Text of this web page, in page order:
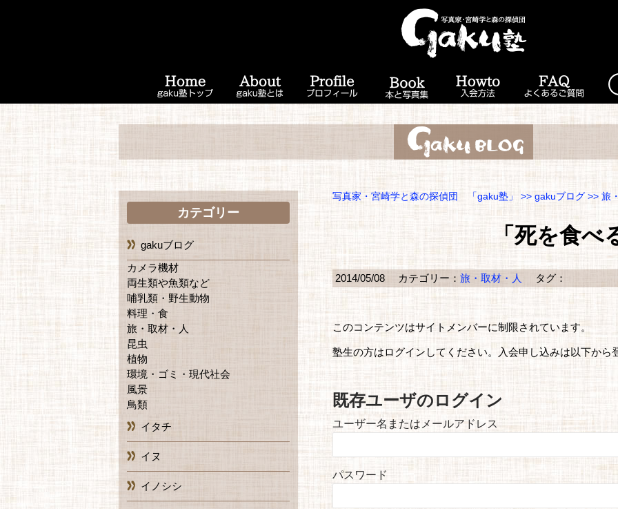
写真家・宮崎学と森の探偵団 「gaku塾」 >> gakuブログ >> 旅
「死を食べ
2014/05/08 カテゴリー： 旅・取材・人 タグ：
このコンテンツはサイトメンバーに制限されています。
塾生の方はログインしてください。入会申し込みは以下から
既存ユーザのログイン
ユーザー名またはメールアドレス
パスワード
カテゴリー
gakuブログ
カメラ機材
両生類や魚類など
哺乳類・野生動物
料理・食
旅・取材・人
昆虫
植物
環境・ゴミ・現代社会
風景
鳥類
イタチ
イヌ
イノシシ